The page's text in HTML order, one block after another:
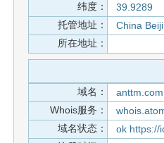
纬度：
39.9289
托管地址：
China
所在地址：
域名：
anttm.com
Whois服务：
域名状态：
ok https://